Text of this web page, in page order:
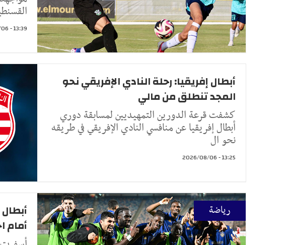
13:39 - 2026/08/06
أبطال إفريقيا: رحلة النادي الإفريقي نحو
المجد تنطلق من مالي
كشفت قرعة الدورين التمهيديين لمسابقة دوري
أبطال إفريقيا عن منافسي النادي الإفريقي في طريقه
نحو ال
13:25 - 2026/08/06
رياضة
أمام